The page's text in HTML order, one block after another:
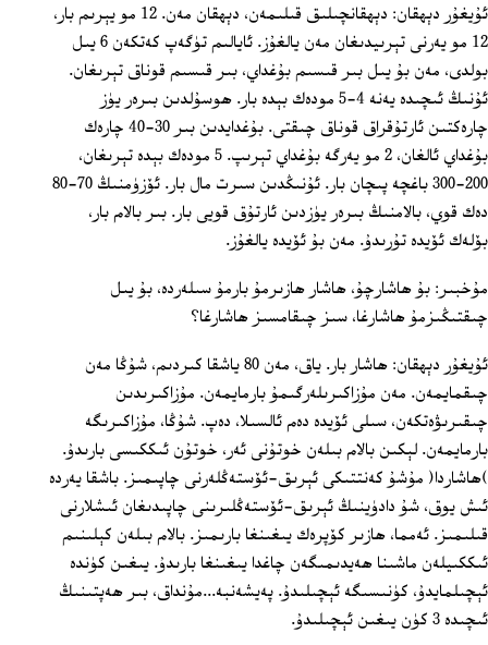
ئۇيغۇر دېھقان: دېھقانچىلىق قىلىمەن، دېھقان مەن. 12 مو يېرىم بار،
12 مو يەرنى تېرىيدىغان مەن يالغۇز. ئايالىم تۈگەپ كەتكەن 6 يىل
بولدى، مەن بۇ يىل بىر قىسىم بۇغداي، بىر قىسىم قوناق تېرىغان.
ئۇنىڭ ئىچىدە يەنە 4‏-5 مودەك بېدە بار. ھوسۇلدىن بىرەر يۈز
چارەكتىن ئارتۇقراق قوناق چىقتى. بۇغدايدىن بىر 30-40 چارەك
بۇغداي ئالغان، 2 مو يەرگە بۇغداي تېرىپ. 5 مودەك بېدە تېرىغان،
200-300 باغچە پىچان بار. ئۇنىڭدىن سىرت مال بار. ئۆزۈمنىڭ 70-80
دەك قوي، بالامنىڭ بىرەر يۈزدىن ئارتۇق قويى بار. بىر بالام بار،
بۆلەك ئۆيدە تۇرىدۇ. مەن بۇ ئۆيدە يالغۇز.
مۇخبىر: بۇ ھاشارچۇ، ھاشار ھازىرمۇ بارمۇ سىلەردە، بۇ يىل
چىقتىڭىزمۇ ھاشارغا، سىز چىقامسىز ھاشارغا؟
ئۇيغۇر دېھقان: ھاشار بار. ياق، مەن 80 ياشقا كىردىم، شۇڭا مەن
چىقمايمەن. مەن مۇزاكىرىلەرگىمۇ بارمايمەن. مۇزاكىرىدىن
چىقىرىۋەتكەن، سىلى ئۆيدە دەم ئالسىلا، دەپ. شۇڭا، مۇزاكىرىگە
بارمايمەن. لېكىن بالام بىلەن خوتۇنى ئەر، خوتۇن ئىككىسى بارىدۇ.
)ھاشاردا( مۇشۇ كەنتتىكى ئېرىق-ئۆستەڭلەرنى چاپىمىز. باشقا يەردە
ئىش يوق، شۇ دادۈينىڭ ئېرىق-ئۆستەڭلىرىنى چاپىدىغان ئىشلارنى
قىلىمىز. ئەمما، ھازىر كۆپرەك يىغىنغا بارىمىز. بالام بىلەن كېلىنىم
ئىككىيلەن ماشىنا ھەيدىمىگەن چاغدا يىغىنغا بارىدۇ. يىغىن كۈندە
ئېچىلمايدۇ، كۈنىسىگە ئېچىلىدۇ. پەيشەنبە...مۇنداق، بىر ھەپتىنىڭ
ئىچىدە 3 كۈن يىغىن ئېچىلىدۇ.